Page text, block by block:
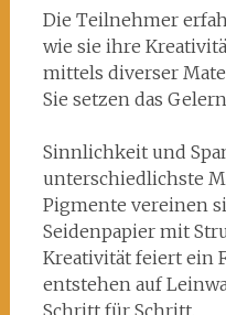
Die Teilnehmer
wie sie ihre
mittels diverser
Sie setzen das
Sinnlichkeit und
unterschiedlichste
Pigmente vereinen
Seidenpapier mit
Kreativität feiert ein
entstehen auf
Schritt für Schritt.